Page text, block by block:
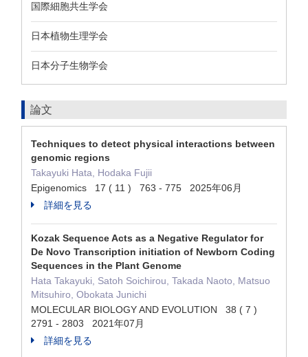
国際細胞共生学会
日本植物生理学会
日本分子生物学会
論文
Techniques to detect physical interactions between
genomic regions
Takayuki Hata, Hodaka Fujii
Epigenomics 17 ( 11 ) 763 - 775 2025年06月
詳細を見る
Kozak Sequence Acts as a Negative Regulator for
De Novo Transcription initiation of Newborn Coding
Sequences in the Plant Genome
Hata Takayuki, Satoh Soichirou, Takada Naoto, Matsuo
Mitsuhiro, Obokata Junichi
MOLECULAR BIOLOGY AND EVOLUTION 38 ( 7 )
2791 - 2803 2021年07月
詳細を見る